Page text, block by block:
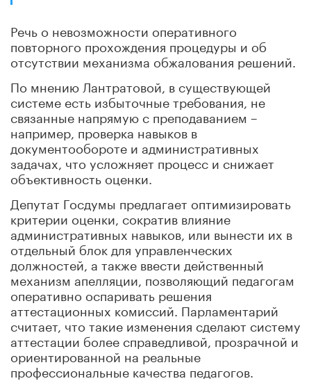
Речь о невозможности оперативного
повторного прохождения процедуры и об
отсутствии механизма обжалования решений.
По мнению Лантратовой, в существующей
системе есть избыточные требования, не
связанные напрямую с преподаванием –
например, проверка навыков в
документообороте и административных
задачах, что усложняет процесс и снижает
объективность оценки.
Депутат Госдумы предлагает оптимизировать
критерии оценки, сократив влияние
административных навыков, или вынести их в
отдельный блок для управленческих
должностей, а также ввести действенный
механизм апелляции, позволяющий педагогам
оперативно оспаривать решения
аттестационных комиссий. Парламентарий
считает, что такие изменения сделают систему
аттестации более справедливой, прозрачной и
ориентированной на реальные
профессиональные качества педагогов.